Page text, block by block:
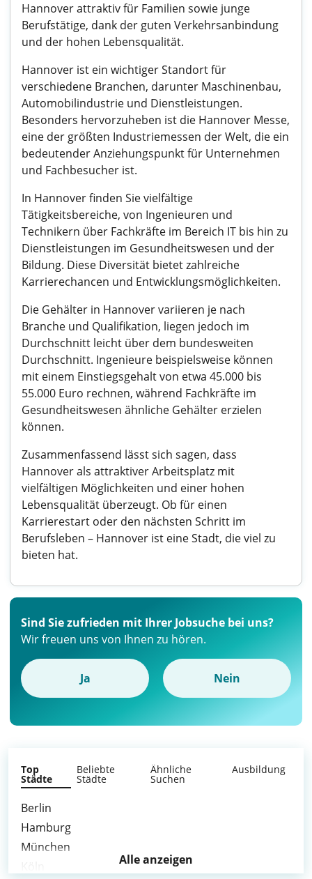
Hannover attraktiv für Familien sowie junge
Berufstätige, dank der guten Verkehrsanbindung
und der hohen Lebensqualität.
Hannover ist ein wichtiger Standort für
verschiedene Branchen, darunter Maschinenbau,
Automobilindustrie und Dienstleistungen.
Besonders hervorzuheben ist die Hannover Messe,
eine der größten Industriemessen der Welt, die ein
bedeutender Anziehungspunkt für Unternehmen
und Fachbesucher ist.
In Hannover finden Sie vielfältige
Tätigkeitsbereiche, von Ingenieuren und
Technikern über Fachkräfte im Bereich IT bis hin zu
Dienstleistungen im Gesundheitswesen und der
Bildung. Diese Diversität bietet zahlreiche
Karrierechancen und Entwicklungsmöglichkeiten.
Die Gehälter in Hannover variieren je nach
Branche und Qualifikation, liegen jedoch im
Durchschnitt leicht über dem bundesweiten
Durchschnitt. Ingenieure beispielsweise können
mit einem Einstiegsgehalt von etwa 45.000 bis
55.000 Euro rechnen, während Fachkräfte im
Gesundheitswesen ähnliche Gehälter erzielen
können.
Zusammenfassend lässt sich sagen, dass
Hannover als attraktiver Arbeitsplatz mit
vielfältigen Möglichkeiten und einer hohen
Lebensqualität überzeugt. Ob für einen
Karrierestart oder den nächsten Schritt im
Berufsleben – Hannover ist eine Stadt, die viel zu
bieten hat.
Sind Sie zufrieden mit Ihrer Jobsuche bei uns?
Wir freuen uns von Ihnen zu hören.
Ja Nein
Top
Städte
Beliebte
Städte
Ähnliche
Suchen
Ausbildung
Berlin
Hamburg
München
Alle anzeigen